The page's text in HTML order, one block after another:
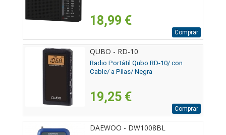
18,99 €
Comprar
QUBO - RD-10
Radio Portátil Qubo RD-10/ con
Cable/ a Pilas/ Negra
19,25 €
Comprar
DAEWOO - DW1008BL